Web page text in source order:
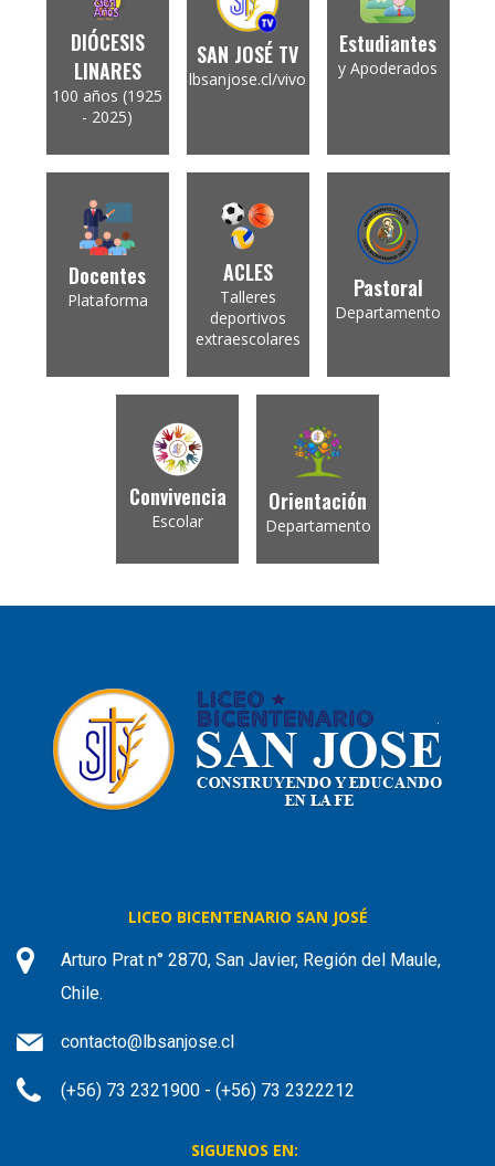
DIÓCESIS
LINARES
100 años (1925
- 2025)
SAN JOSÉ TV
lbsanjose.cl/vivo
Estudiantes
y Apoderados
Docentes
Plataforma
ACLES
Talleres
deportivos
extraescolares
Pastoral
Departamento
Convivencia
Escolar
Orientación
Departamento
LICEO BICENTENARIO SAN JOSÉ
Arturo Prat n° 2870, San Javier, Región del Maule,
Chile.
contacto@lbsanjose.cl
(+56) 73 2321900 - (+56) 73 2322212
SIGUENOS EN: